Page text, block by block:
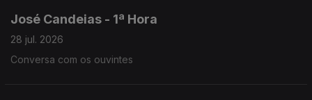
José Candeias - 1ª Hora
28 jul. 2026
Conversa com os ouvintes